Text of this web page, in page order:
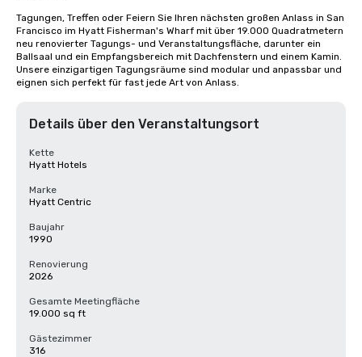
Tagungen, Treffen oder Feiern Sie Ihren nächsten großen Anlass in San
Francisco im Hyatt Fisherman's Wharf mit über 19.000 Quadratmetern
neu renovierter Tagungs- und Veranstaltungsfläche, darunter ein
Ballsaal und ein Empfangsbereich mit Dachfenstern und einem Kamin.
Unsere einzigartigen Tagungsräume sind modular und anpassbar und
eignen sich perfekt für fast jede Art von Anlass.
Details über den Veranstaltungsort
Kette
Hyatt Hotels
Marke
Hyatt Centric
Baujahr
1990
Renovierung
2026
Gesamte Meetingfläche
19.000 sq ft
Gästezimmer
316